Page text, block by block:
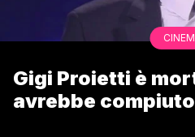
Gigi Proietti è
avrebbe